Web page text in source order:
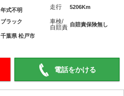
年式不明 走行 5206Km
ブラック
車検/
自賠責 自賠責保険無し
千葉県 松戸市
電話をかける